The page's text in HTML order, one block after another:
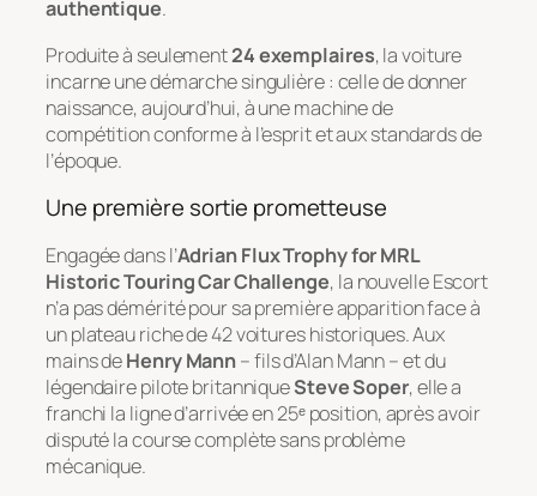
authentique.
Produite à seulement24 exemplaires, la voiture
incarne une démarche singulière : celle de donner
naissance, aujourd’hui, à une machine de
compétition conforme à l’esprit et aux standards de
l’époque.
Une première sortie prometteuse
Engagée dans l’Adrian Flux Trophy for MRL
Historic Touring Car Challenge, la nouvelle Escort
n’a pas démérité pour sa première apparition face à
un plateau riche de 42 voitures historiques. Aux
mains deHenry Mann– fils d’Alan Mann – et du
légendaire pilote britanniqueSteve Soper, elle a
franchi la ligne d’arrivée en 25ᵉ position, après avoir
disputé la course complète sans problème
mécanique.